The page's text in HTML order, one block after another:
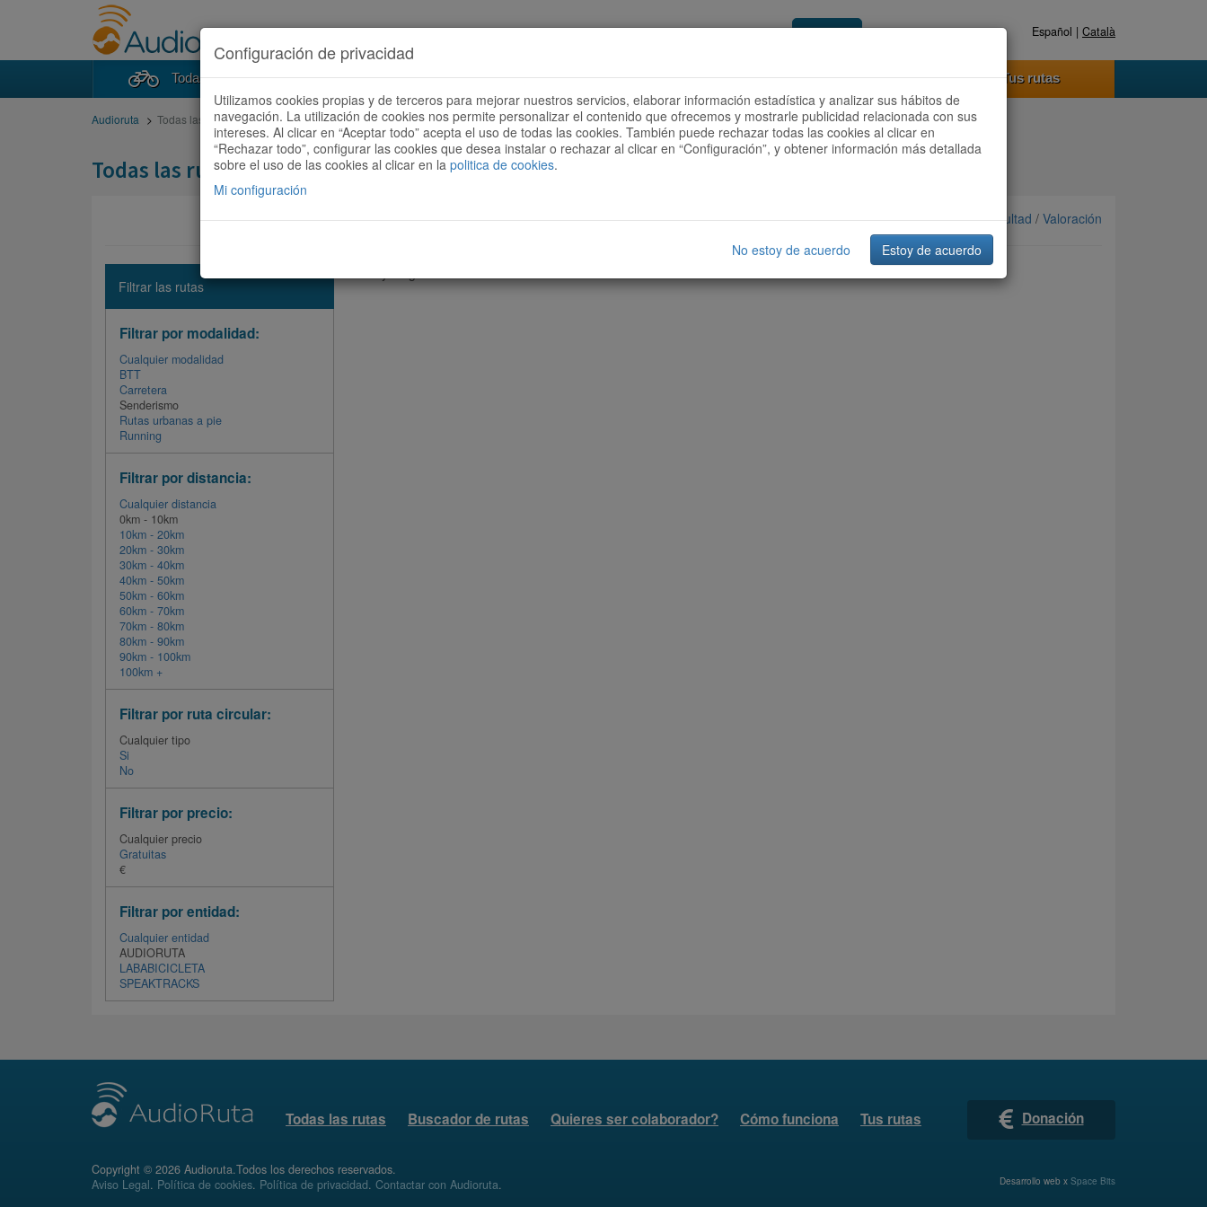
Acceder Registrate ahora Español | Català
Todas las rutas Buscador de rutas Quieres ser colaborador? Cómo funciona Tus rutas
Audioruta Todas las rutas
Todas las rutas
Ordenar por: Más recientes /Dificultad / Valoración
Filtrar las rutas
Filtrar por modalidad:
Cualquier modalidad
BTT
Carretera
Senderismo
Rutas urbanas a pie
Running
Filtrar por distancia:
Cualquier distancia
0km - 10km
10km - 20km
20km - 30km
30km - 40km
40km - 50km
50km - 60km
60km - 70km
70km - 80km
80km - 90km
90km - 100km
100km +
Filtrar por ruta circular:
Cualquier tipo
Si
No
Filtrar por precio:
Cualquier precio
Gratuitas
€
Filtrar por entidad:
Cualquier entidad
AUDIORUTA
LABABICICLETA
SPEAKTRACKS
Todas las rutas Buscador de rutas Quieres ser colaborador? Cómo funciona Tus rutas Donación
Copyright © 2026 Audioruta.Todos los derechos reservados.
Aviso Legal. Política de cookies. Política de privacidad. Contactar con Audioruta. Desarrollo web x Space Bits
Configuración de privacidad
Utilizamos cookies propias y de terceros para mejorar nuestros servicios, elaborar información estadística y analizar sus hábitos de
navegación. La utilización de cookies nos permite personalizar el contenido que ofrecemos y mostrarle publicidad relacionada con sus
intereses. Al clicar en “Aceptar todo” acepta el uso de todas las cookies. También puede rechazar todas las cookies al clicar en
“Rechazar todo”, configurar las cookies que desea instalar o rechazar al clicar en “Configuración”, y obtener información más detallada
sobre el uso de las cookies al clicar en la politica de cookies.
Mi configuración
No estoy de acuerdo Estoy de acuerdo